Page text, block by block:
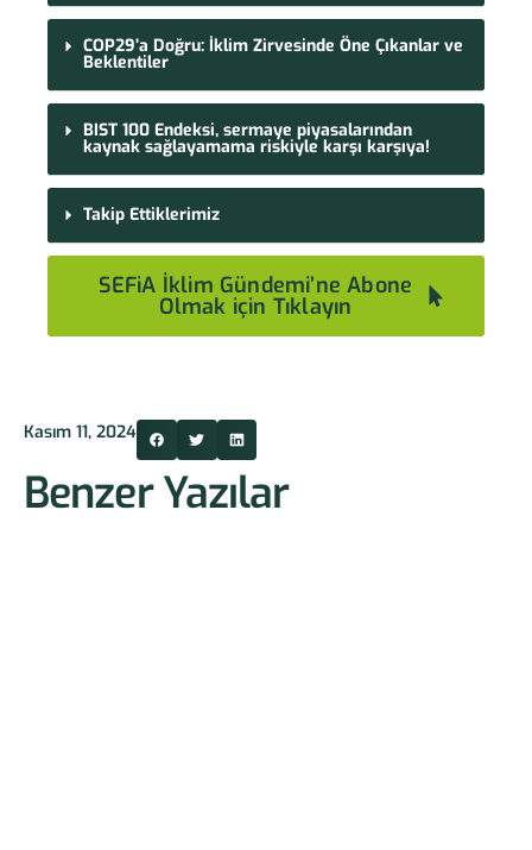
COP29’a Doğru: İklim Zirvesinde Öne Çıkanlar ve
Beklentiler
BIST 100 Endeksi, sermaye piyasalarından
kaynak sağlayamama riskiyle karşı karşıya!
Takip Ettiklerimiz
SEFiA İklim Gündemi’ne Abone
Olmak için Tıklayın
Kasım 11, 2024
Benzer Yazılar